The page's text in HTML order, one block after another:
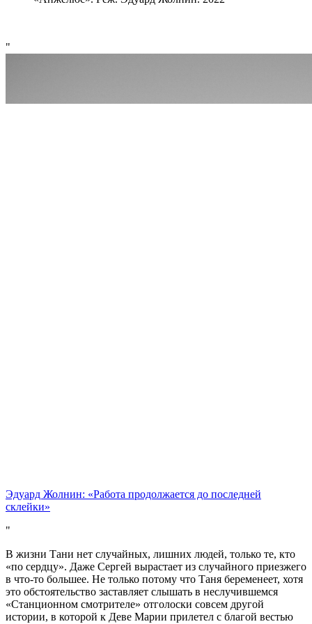
Эдуард Жолнин: «Работа продолжается до последней
склейки»
В жизни Тани нет случайных, лишних людей, только те, кто
«по сердцу». Даже Сергей вырастает из случайного приезжего
в что-то большее. Не только потому что Таня беременеет, хотя
это обстоятельство заставляет слышать в неслучившемся
«Станционном смотрителе» отголоски совсем другой
истории, в которой к Деве Марии прилетел с благой вестью